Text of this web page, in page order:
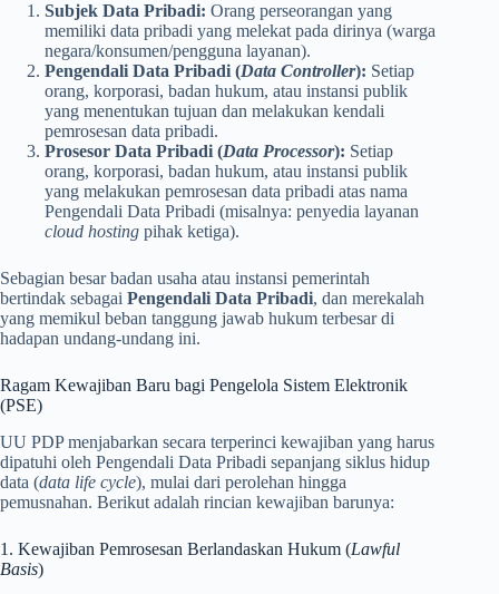
Subjek Data Pribadi: Orang perseorangan yang
memiliki data pribadi yang melekat pada dirinya (warga
negara/konsumen/pengguna layanan).
Pengendali Data Pribadi (Data Controller): Setiap
orang, korporasi, badan hukum, atau instansi publik
yang menentukan tujuan dan melakukan kendali
pemrosesan data pribadi.
Prosesor Data Pribadi (Data Processor): Setiap
orang, korporasi, badan hukum, atau instansi publik
yang melakukan pemrosesan data pribadi atas nama
Pengendali Data Pribadi (misalnya: penyedia layanan
cloud hosting pihak ketiga).
Sebagian besar badan usaha atau instansi pemerintah
bertindak sebagai Pengendali Data Pribadi, dan merekalah
yang memikul beban tanggung jawab hukum terbesar di
hadapan undang-undang ini.
Ragam Kewajiban Baru bagi Pengelola Sistem Elektronik
(PSE)
UU PDP menjabarkan secara terperinci kewajiban yang harus
dipatuhi oleh Pengendali Data Pribadi sepanjang siklus hidup
data (data life cycle), mulai dari perolehan hingga
pemusnahan. Berikut adalah rincian kewajiban barunya:
1. Kewajiban Pemrosesan Berlandaskan Hukum (Lawful
Basis)